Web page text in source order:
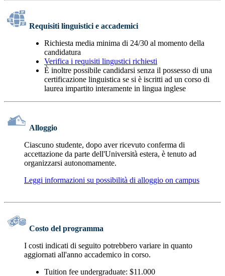
Requisiti linguistici e accademici
Richiesta media minima di 24/30 al momento della
candidatura
Verifica i requisiti lingustici richiesti
È inoltre possibile candidarsi senza il possesso di una
certificazione linguistica se si è iscritti ad un corso di
laurea impartito interamente in lingua inglese
Alloggio
Ciascuno studente, dopo aver ricevuto conferma di
accettazione da parte dell'Università estera, è tenuto ad
organizzarsi autonomamente.
Leggi informazioni su possibilità di alloggio on campus
Costo del programma
I costi indicati di seguito potrebbero variare in quanto
aggiornati all'anno accademico in corso.
Tuition fee undergraduate: $11.000